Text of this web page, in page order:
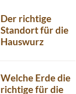
Der richtige
Standort für die
Hauswurz
Welche Erde die
richtige für die